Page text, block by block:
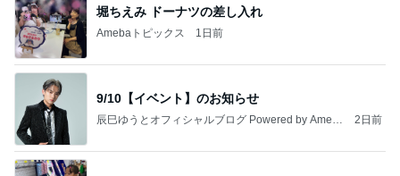
堀ちえみ ドーナツの差し入れ
Amebaトピックス 1日前
9/10【イベント】のお知らせ
辰巳ゆうとオフィシャルブログ Powered by Ameb
2日前